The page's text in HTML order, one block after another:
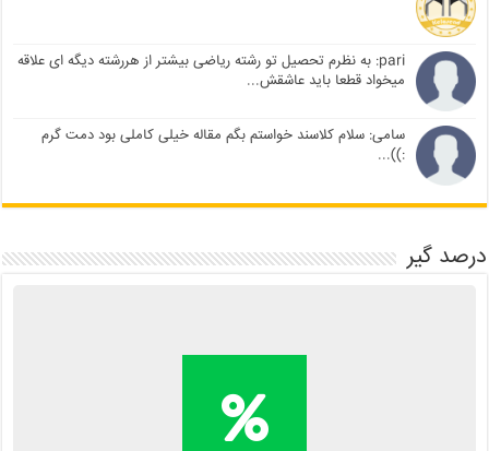
pari: به نظرم تحصیل تو رشته ریاضی بیشتر از هررشته دیگه ای علاقه
میخواد قطعا باید عاشقش...
سامی: سلام کلاسند خواستم بگم مقاله خیلی کاملی بود دمت گرم
:))...
درصد گیر
محاسبه آنلاین درصد یا دانلود
اپلیکیشن درصد گیر